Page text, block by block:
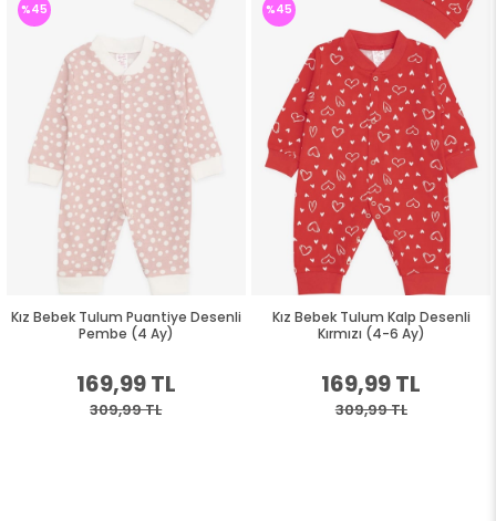
Kız Bebek Tulum Puantiye Desenli
Pembe (4 Ay)
169,99 TL
309,99 TL
%45
Kız Bebek Tulum Kalp Desenli
Kırmızı (4-6 Ay)
169,99 TL
309,99 TL
%45